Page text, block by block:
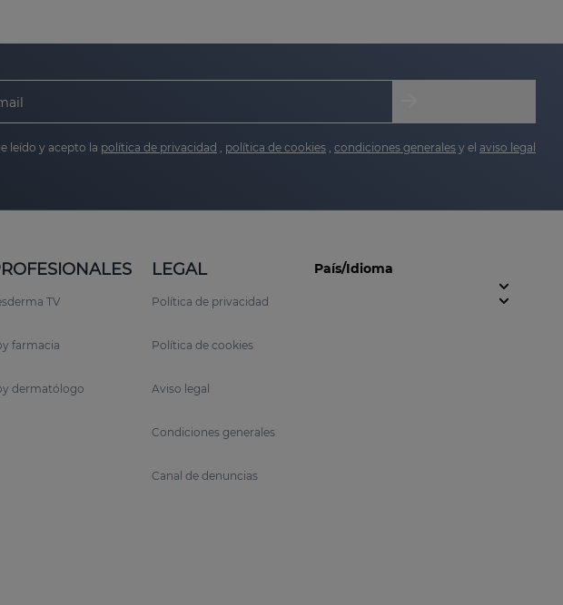
leído y acepto la política de privacidad política de cookies condiciones generales y el aviso legal
TV
farmacia
dermatólogo
LEGAL
Política de privacidad
Política de cookies
Aviso legal
Condiciones generales
Canal de denuncias
País/Idioma